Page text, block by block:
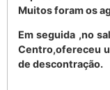
Muitos foram os
Em seguida ,no
Centro,ofereceu
de descontração.